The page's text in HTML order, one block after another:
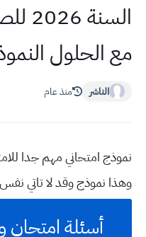
مع الحلول
الناشر منذ عام
نموذج امتحاني مهم جدا
وهذا نموذج وقد لا تاتي
أسئلة امتحان